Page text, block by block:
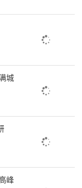
城
峰